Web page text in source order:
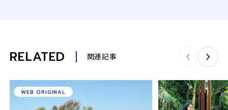
RELATED 関連記事
WEB ORIGINAL